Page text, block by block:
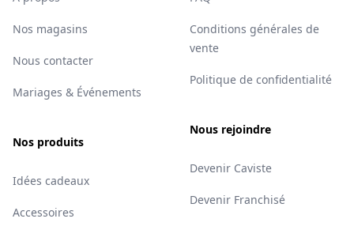
Nos magasins
Nous contacter
Mariages & Événements
Nos produits
Idées cadeaux
Accessoires
Conditions générales de
vente
Politique de confidentialité
Nous rejoindre
Devenir Caviste
Devenir Franchisé